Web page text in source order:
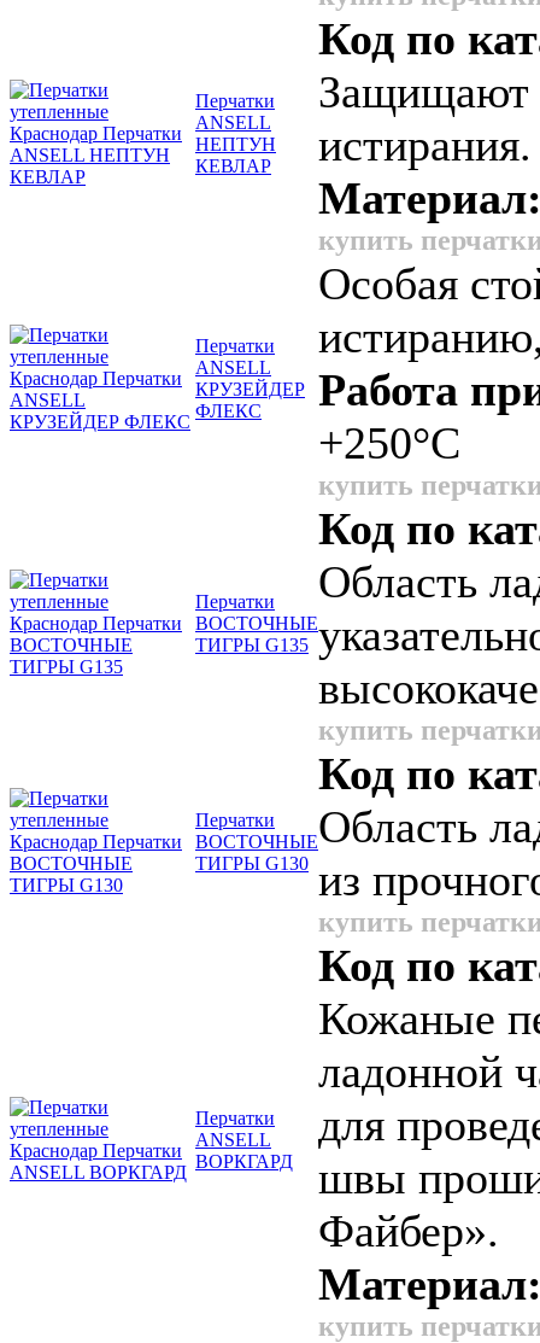
Перчатки
ANSELL
НЕПТУН
КЕВЛАР
Код по
Защищают
истирания.
купить
Перчатки
ANSELL
КРУЗЕЙДЕР
ФЛЕКС
Особая
Работа
+250°С
купить
Перчатки
ВОСТОЧНЫЕ
ТИГРЫ G135
Код по
Область
купить
Перчатки
ВОСТОЧНЫЕ
ТИГРЫ G130
Код по
Область
из
купить
Перчатки
ANSELL
ВОРКГАРД
Код по
Кожаные
ладонной
для
швы
Файбер».
купить